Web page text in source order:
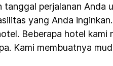
tanggal perjalanan Anda
yang Anda
Beberapa hotel kami
Kami membuatnya